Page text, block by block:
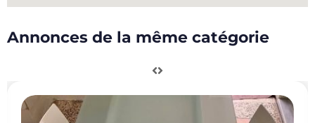
Annonces de la même catégorie